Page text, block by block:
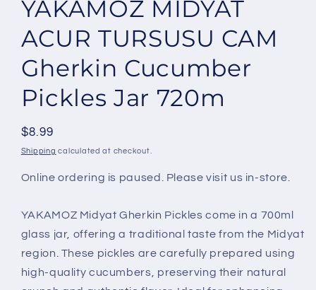
in
modal
YAKAMOZ MIDYAT
ACUR TURSUSU CAM
Gherkin Cucumber
Pickles Jar 720m
Regular
price
$8.99
Shipping calculated at checkout.
Online ordering is paused. Please visit us in-store.
YAKAMOZ Midyat Gherkin Pickles come in a 700ml
glass jar, offering a traditional taste from the Midyat
region. These pickles are carefully prepared using
high-quality cucumbers, preserving their natural